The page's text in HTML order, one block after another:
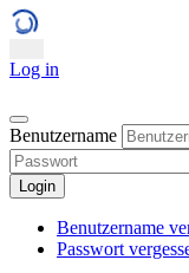
Log in
Benutzername
Login
Benutzername
Passwort